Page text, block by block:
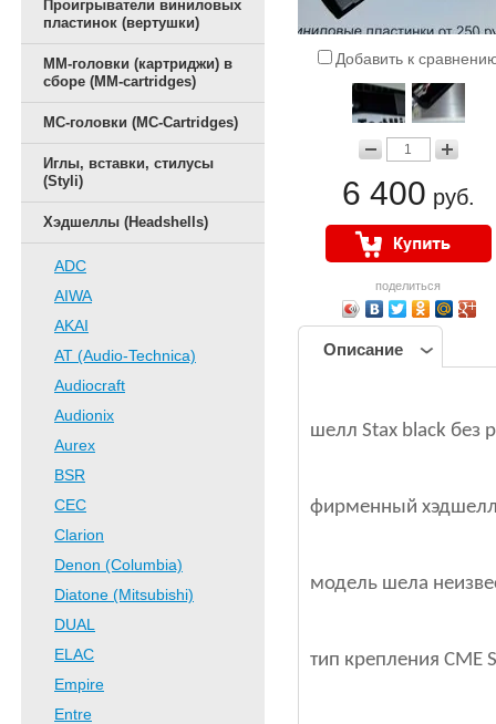
Проигрыватели виниловых
пластинок (вертушки)
ММ-головки (картриджи) в
сборе (MM-cartridges)
MC-головки (MC-Cartridges)
Иглы, вставки, стилусы
(Styli)
Хэдшеллы (Headshells)
ADC
AIWA
AKAI
AT (Audio-Technica)
Audiocraft
Audionix
Aurex
BSR
CEC
Clarion
Denon (Columbia)
Diatone (Mitsubishi)
DUAL
ELAC
Empire
Entre
Добавить к
6 400 руб.
поделиться
Описание
шелл Stax black без
фирменный хэдшелл
модель шела
тип крепления СМЕ